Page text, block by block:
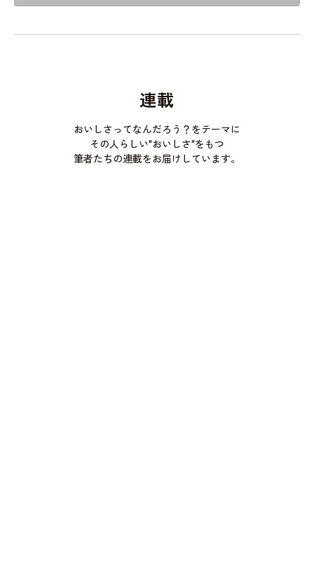
連載
おいしさってなんだろう？をテーマに
その人らしい"おいしさ"をもつ
筆者たちの連載をお届けしています。